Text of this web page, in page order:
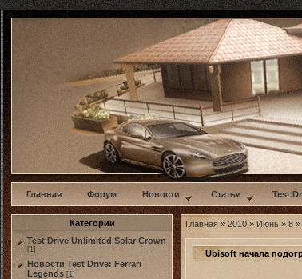
w
Главная Форум Новости Статьи Test
Категории
Test Drive Unlimited Solar Crown
[1]
Новости Test Drive: Ferrari
Legends [1]
Главная » 2010 » Июнь » 8 »
Ubisoft начала